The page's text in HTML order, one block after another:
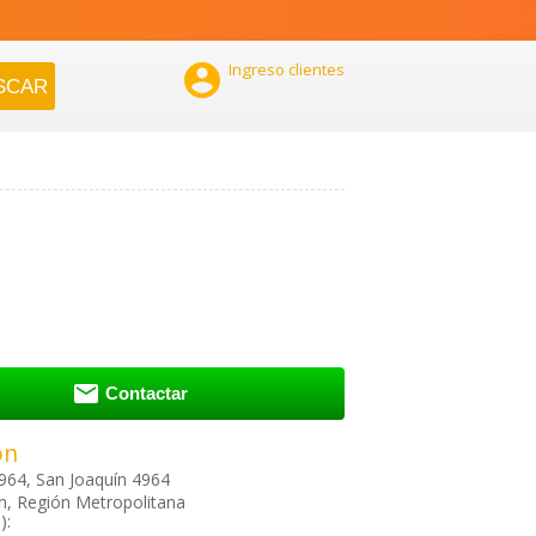
 Ingreso clientes
 Contactar
San Joaquín 4964
Región Metropolitana